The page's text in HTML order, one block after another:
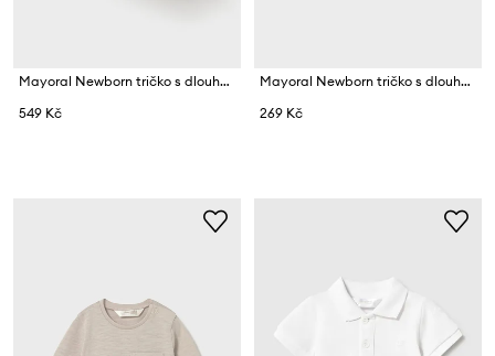
Mayoral Newborn tričko s dlouhým rukávem kojenecké bavlněné s elastanem
549 Kč
Mayoral Newborn tričko s dlouhým rukávem kojenecké s bavlnou
269 Kč